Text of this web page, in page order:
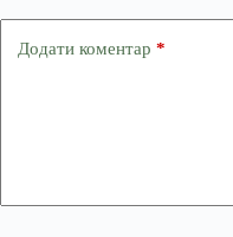
Додати коментар *